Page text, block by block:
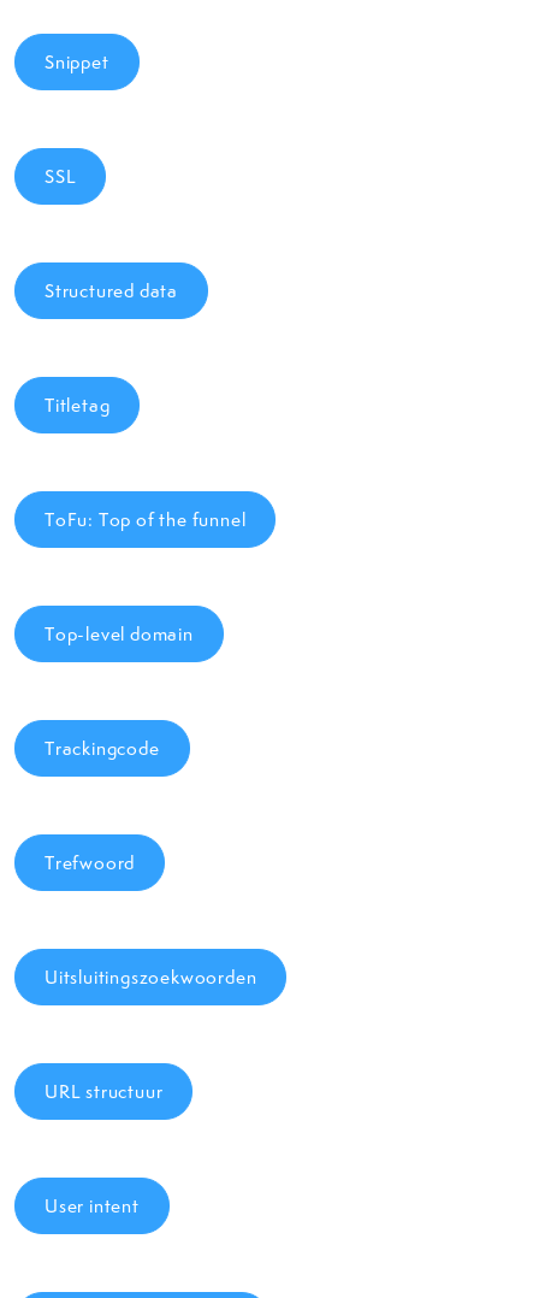
Snippet
SSL
Structured data
Titletag
ToFu: Top of the funnel
Top-level domain
Trackingcode
Trefwoord
Uitsluitingszoekwoorden
URL structuur
User intent